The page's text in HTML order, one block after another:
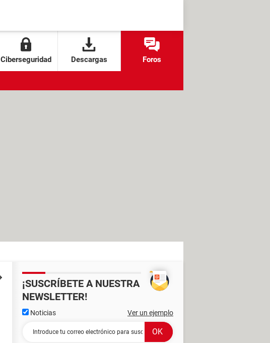
Ciberseguridad Descargas Foros
¡SUSCRÍBETE A NUESTRA
NEWSLETTER!
Noticias Ver un ejemplo